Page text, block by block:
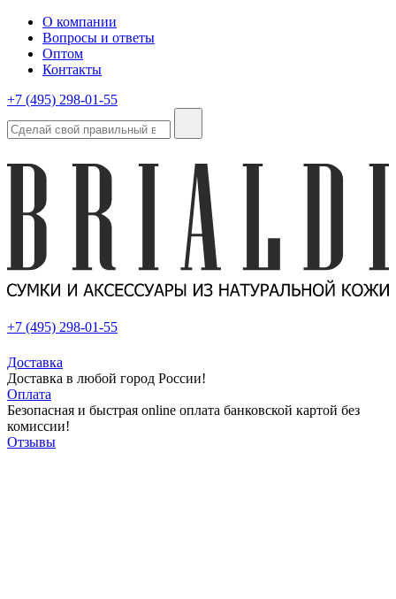
О компании
Вопросы и ответы
Оптом
Контакты
+7 (495) 298-01-55
+7 (495) 298-01-55
Доставка
Доставка в любой город России!
Оплата
Безопасная и быстрая online оплата банковской картой без
комиссии!
Отзывы